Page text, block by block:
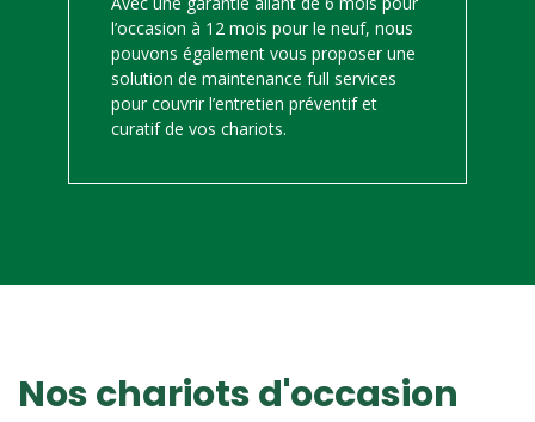
l’occasion à 12 mois pour le neuf, nous
pouvons également vous proposer une
solution de maintenance full services
pour couvrir l’entretien préventif et
curatif de vos chariots.
Nos chariots d'occasion